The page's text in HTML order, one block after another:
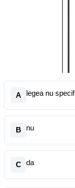
A legea nu
B nu
C da